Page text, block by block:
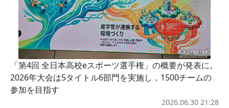
「第4回 全日本高校eスポーツ選手権」の概要が発表に。
2026年大会は5タイトル6部門を実施し，1500チームの
参加を目指す
2026.06.30 21:28